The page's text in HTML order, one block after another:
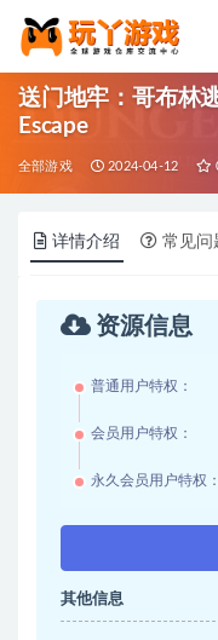
送门地牢：哥布林
Escape
全部游戏 2024-04-12
详情介绍 常见问
资源信息
普通用户特权：
会员用户特权：
永久会员用户特权：
其他信息